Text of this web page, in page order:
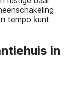
tempo kunt
in